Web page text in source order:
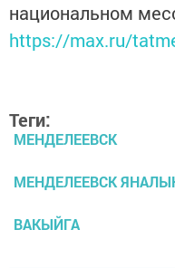
национальном
https://max.ru/
Теги:
МЕНДЕЛЕЕВСК
МЕНДЕЛЕЕВСК
ВАКЫЙГА